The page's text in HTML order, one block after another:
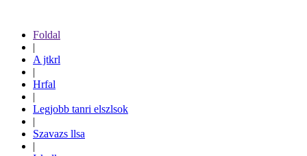
Foldal
|
A jtkrl
|
Hrfal
|
Legjobb tanri elszlsok
|
Szavazs llsa
|